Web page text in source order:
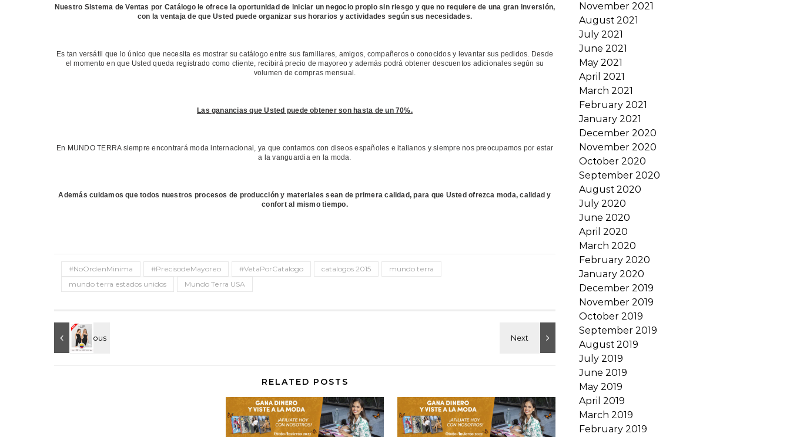
Nuestro Sistema de Ventas por Catálogo le ofrece la oportunidad de iniciar un negocio propio sin riesgo y que no requiere de una gran inversión,
con la ventaja de que Usted puede organizar sus horarios y actividades según sus necesidades.
Es tan versátil que lo único que necesita es mostrar su catálogo entre sus familiares, amigos, compañeros o conocidos y levantar sus pedidos. Desde
el momento en que Usted queda registrado como cliente, recibirá precio de mayoreo y además podrá obtener descuentos adicionales según su
volumen de compras mensual.
Las ganancias que Usted puede obtener son hasta de un 70%.
En MUNDO TERRA siempre encontrará moda internacional, ya que contamos con diseos españoles e italianos y siempre nos preocupamos por estar
a la vanguardia en la moda.
Además cuidamos que todos nuestros procesos de producción y materiales sean de primera calidad, para que Usted ofrezca moda, calidad y
confort al mismo tiempo.
#NoOrdenMinima #PrecisodeMayoreo #VetaPorCatalogo catalogos 2015
mundo terra
mundo terra estados unidos
Mundo Terra USA
RELATED POSTS
November 2021
August 2021
July 2021
June 2021
May 2021
April 2021
March 2021
February 2021
January 2021
December 2020
November 2020
October 2020
September 2020
August 2020
July 2020
June 2020
April 2020
March 2020
February 2020
January 2020
December 2019
November 2019
October 2019
September 2019
August 2019
July 2019
June 2019
May 2019
April 2019
March 2019
February 2019